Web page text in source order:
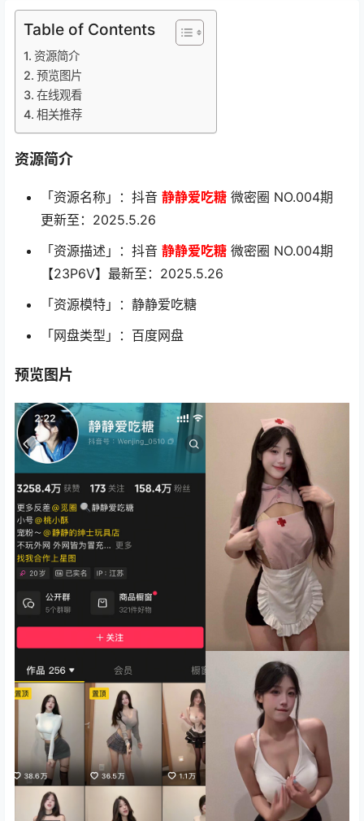
Table of Contents
资源简介
预览图片
在线观看
相关推荐
资源简介
「资源名称」：抖音 静静爱吃糖 微密圈 NO.004期
更新至：2025.5.26
「资源描述」：抖音 静静爱吃糖 微密圈 NO.004期
【23P6V】最新至：2025.5.26
「资源模特」：静静爱吃糖
「网盘类型」：百度网盘
预览图片